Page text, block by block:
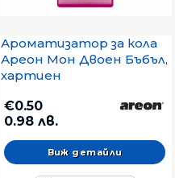
Ароматизатор за кола
Ареон Мон Двоен Бъбъл,
хартиен
€0.50
0.98 лв.
Виж детайли